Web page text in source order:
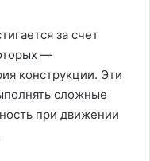
за счет
—
конструкции. Эти
сложные
при движении